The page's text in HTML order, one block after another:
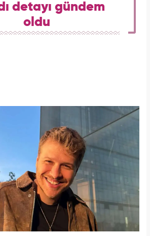
detayı gündem
oldu